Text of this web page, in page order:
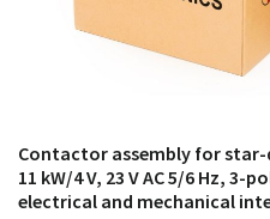
Contactor assembly for
11 kW/4 V, 23 V AC 5/6 Hz, 3-
electrical and mechanical